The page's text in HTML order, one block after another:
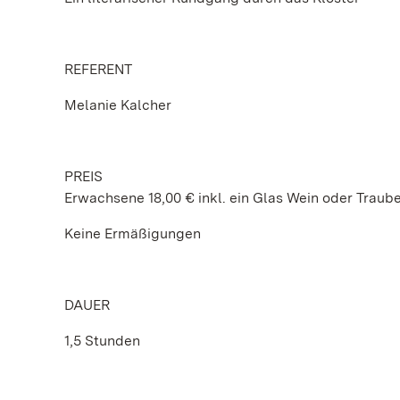
REFERENT
Melanie Kalcher
PREIS
Erwachsene 18,00 € inkl. ein Glas Wein oder
Keine Ermäßigungen
DAUER
1,5 Stunden